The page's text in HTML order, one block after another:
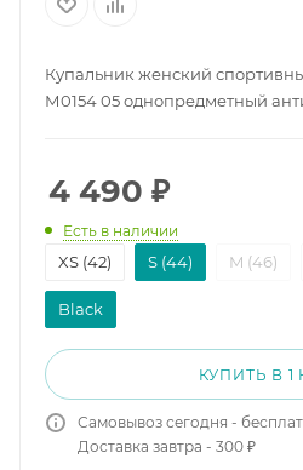
Купальник женский
М0154 05 однопредметный
4 490 ₽
Есть в наличии
XS (42) S (44) M (46)
Black
КУПИТЬ В 1
Самовывоз сегодня -
Доставка завтра - 300 ₽